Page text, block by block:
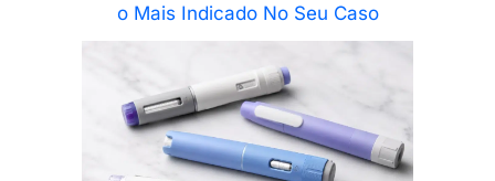
o Mais Indicado No Seu Caso